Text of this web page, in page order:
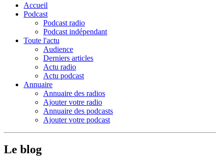
Accueil
Podcast
Podcast radio
Podcast indépendant
Toute l'actu
Audience
Derniers articles
Actu radio
Actu podcast
Annuaire
Annuaire des radios
Ajouter votre radio
Annuaire des podcasts
Ajouter votre podcast
Le blog